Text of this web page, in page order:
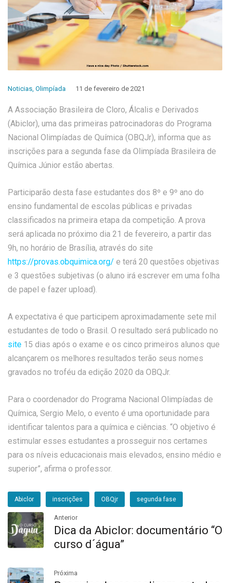
Noticias, Olimpíada 11 de fevereiro de 2021
A Associação Brasileira de Cloro, Álcalis e Derivados
(Abiclor), uma das primeiras patrocinadoras do Programa
Nacional Olimpíadas de Química (OBQJr), informa que as
inscrições para a segunda fase da Olimpíada Brasileira de
Química Júnior estão abertas.
Participarão desta fase estudantes dos 8º e 9º ano do
ensino fundamental de escolas públicas e privadas
classificados na primeira etapa da competição. A prova
será aplicada no próximo dia 21 de fevereiro, a partir das
9h, no horário de Brasília, através do site
https://provas.obquimica.org/ e terá 20 questões objetivas
e 3 questões subjetivas (o aluno irá escrever em uma folha
de papel e fazer upload).
A expectativa é que participem aproximadamente sete mil
estudantes de todo o Brasil. O resultado será publicado no
site 15 dias após o exame e os cinco primeiros alunos que
alcançarem os melhores resultados terão seus nomes
gravados no troféu da edição 2020 da OBQJr.
Para o coordenador do Programa Nacional Olimpíadas de
Química, Sergio Melo, o evento é uma oportunidade para
identificar talentos para a química e ciências. “O objetivo é
estimular esses estudantes a prosseguir nos certames
para os níveis educacionais mais elevados, ensino médio e
superior”, afirma o professor.
Abiclor inscrições OBQjr segunda fase
Anterior
Dica da Abiclor: documentário “O
curso d´água”
Próxima